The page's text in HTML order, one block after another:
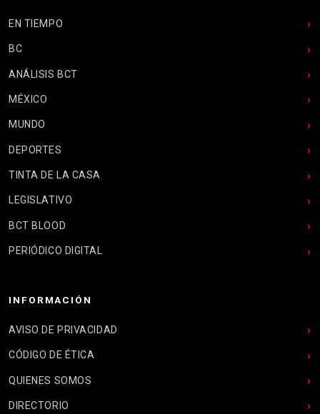
EN TIEMPO
BC
ANÁLISIS BCT
MÉXICO
MUNDO
DEPORTES
TINTA DE LA CASA
LEGISLATIVO
BCT BLOOD
PERIÓDICO DIGITAL
INFORMACIÓN
AVISO DE PRIVACIDAD
CÓDIGO DE ÉTICA
QUIENES SOMOS
DIRECTORIO